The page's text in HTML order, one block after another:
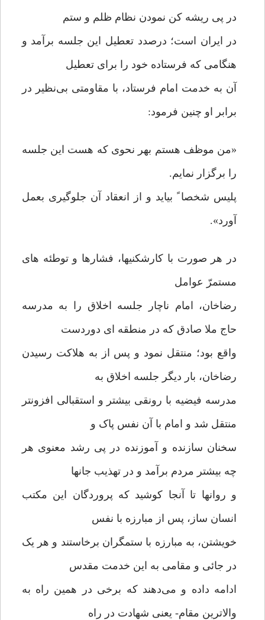
در پی ریشه کن نمودن نظام ظلم و ستم
در ایران است؛ درصدد تعطیل این جلسه برآمد و
هنگامی که فرستاده خود را برای تعطیل
آن به خدمت امام فرستاد، با مقاومتی بی‌نظیر در
برابر او چنین فرمود:
«من موظف هستم بهر نحوی که هست این جلسه
را برگزار نمایم.
پلیس شخصا ً بیاید و از انعقاد آن جلوگیری بعمل
آورد».
در هر صورت با کارشکنیها، فشارها و توطئه های
مستمرّ عوامل
رضاخان، امام ناچار جلسه اخلاق را به مدرسه
حاج ملا صادق که در منطقه ای دوردست
واقع بود؛ منتقل نمود و پس از به هلاکت رسیدن
رضاخان، بار دیگر جلسه اخلاق به
مدرسه فیضیه با رونقی بیشتر و استقبالی افزونتر
منتقل شد و امام با آن نفس پاک و
سخنان سازنده و آموزنده در پی رشد معنوی هر
چه بیشتر مردم برآمد و در تهذیب جانها
و روانها تا آنجا کوشید که پروردگان این مکتب
انسان ساز، پس از مبارزه با نفس
خویشتن، به مبارزه با ستمگران برخاستند و هر یک
در جائی و مقامی به این خدمت مقدس
ادامه داده و می‌دهند که برخی در همین راه به
والاترین مقام- یعنی شهادت در راه